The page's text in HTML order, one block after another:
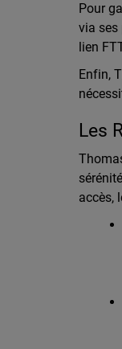
Pour
via ses
lien
Enfin,
Les
accès,